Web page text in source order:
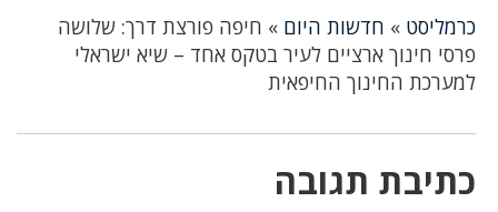
כרמליסט » חדשות היום » חיפה פורצת דרך: שלושה
פרסי חינוך ארציים לעיר בטקס אחד – שיא ישראלי
למערכת החינוך החיפאית
כתיבת תגובה